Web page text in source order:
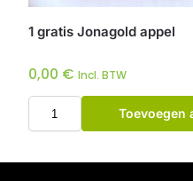
1 gratis Jonagold appel
0,00 € Incl. BTW
Toevoegen